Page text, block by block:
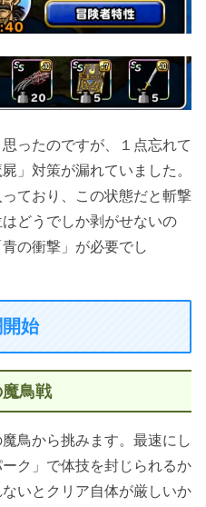
ったのですが、１点忘れて
」対策が漏れていました。
ており、この状態だと斬撃
どうでしか剥がせないの
の衝撃」が必要でし
始
鳥戦
鳥から挑みます。最速にし
ク」で体技を封じられるか
いとクリア自体が厳しいか